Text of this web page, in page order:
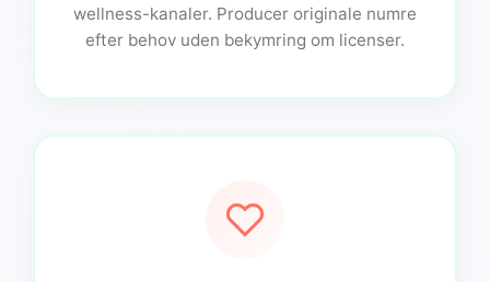
wellness-kanaler. Producer originale numre
efter behov uden bekymring om licenser.